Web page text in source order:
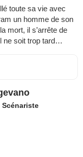
toute sa vie avec
un homme de son
mort, il s’arrête de
ne soit trop tard…
Scénariste